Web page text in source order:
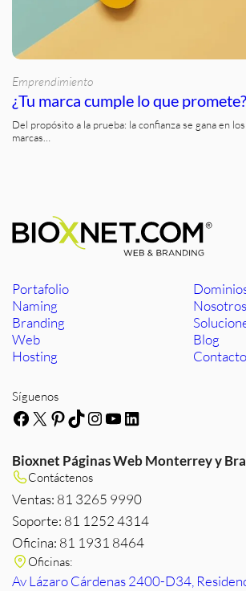
Emprendimiento
¿Tu marca cumple lo que promete?
Del propósito a la prueba: la confianza se gana en
marcas…
Portafolio
Naming
Branding
Web
Hosting
Nosotros
Blog
Contacto
Síguenos
Facebook
X Pinterest
TikTok
Instagram
YouTube
LinkedIn
Bioxnet Páginas Web Monterrey y
Contáctenos
Ventas: 81 3265 9990
Soporte: 81 1252 4314
Oficina: 81 1931 8464
Oficinas:
Av Lázaro Cárdenas 2400-D34,